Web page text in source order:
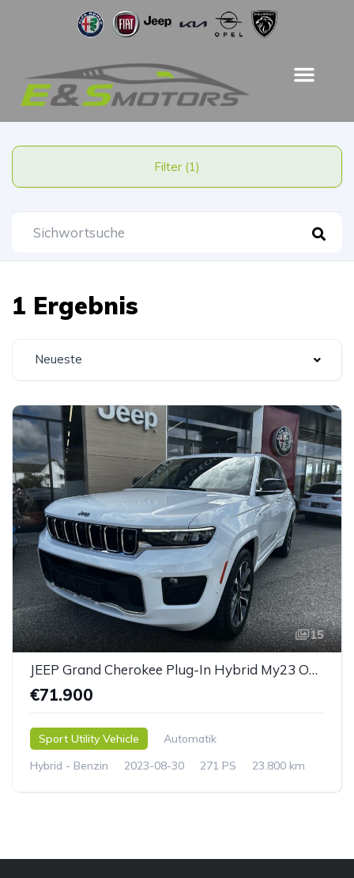
Filter (1)
1 Ergebnis
Neueste
15
JEEP Grand Cherokee Plug-In Hybrid My23 Overland 2.0 PHEV 380 Ps
€71.900
Sport Utility Vehicle
Automatik
Hybrid - Benzin
2023-08-30 271 PS 23.800 km